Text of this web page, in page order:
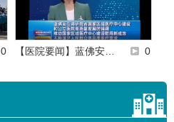
0 【医院要闻】蓝佛安… 0